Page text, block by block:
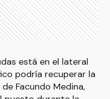
está en el lateral
podría recuperar la
Facundo Medina,